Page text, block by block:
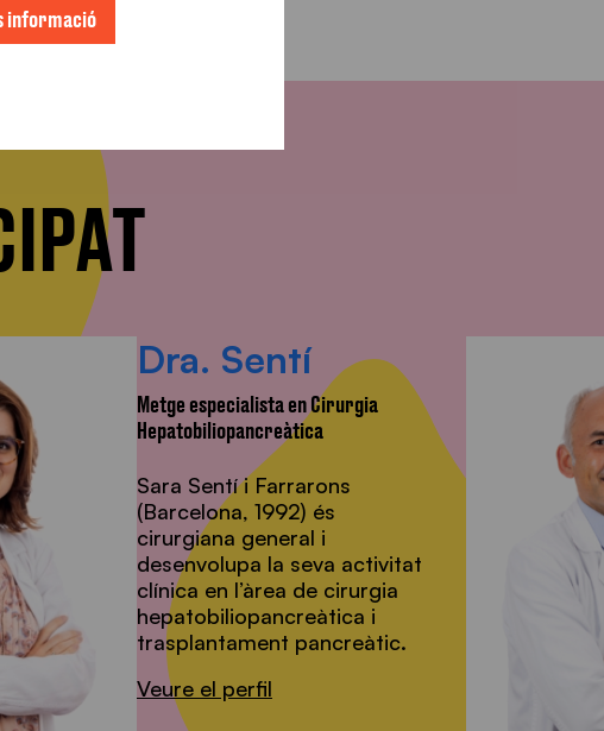
Dra. Sentí
Metge especialista en Cirurgia
Hepatobiliopancreàtica
Sara Sentí i Farrarons
(Barcelona, 1992) és
cirurgiana general i
desenvolupa la seva activitat
clínica en l’àrea de cirurgia
hepatobiliopancreàtica i
trasplantament pancreàtic.
Veure el perfil
informació